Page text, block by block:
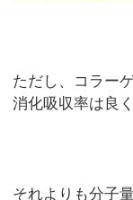
ただし、コラー
消化吸収率は良
それよりも分子